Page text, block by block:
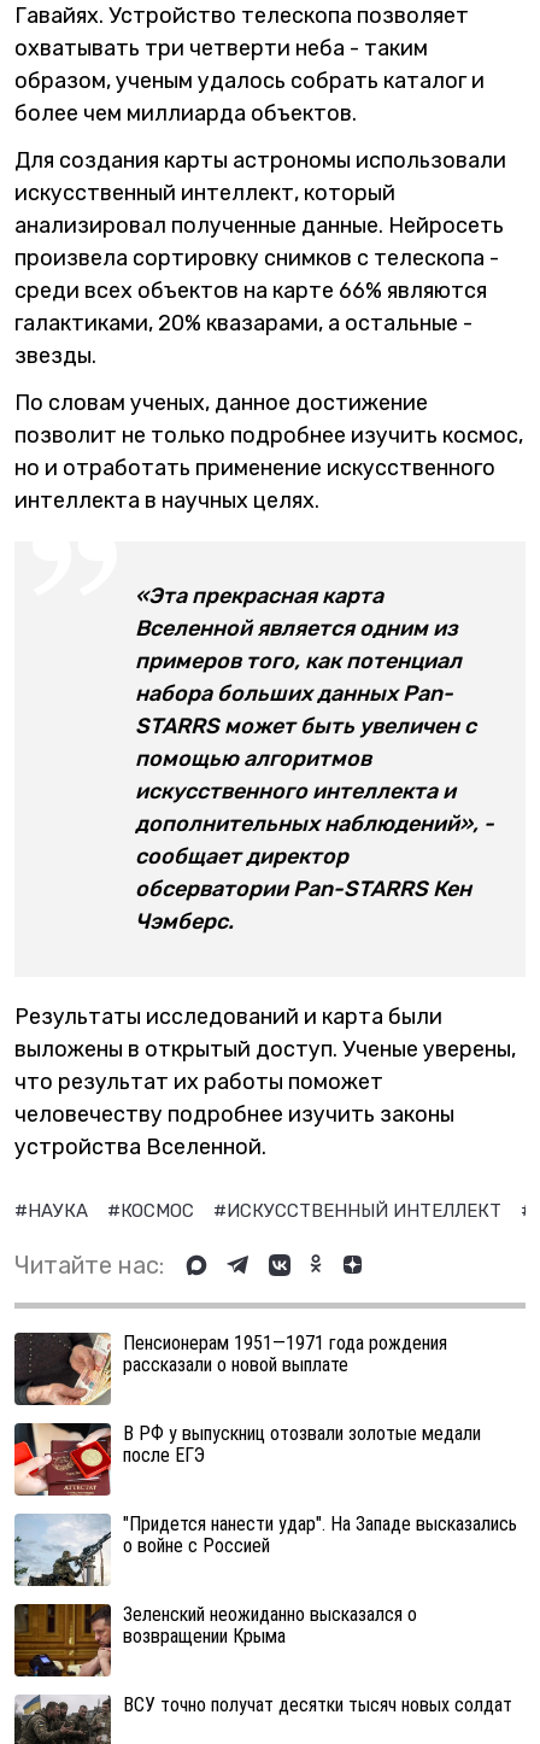
Гавайях. Устройство телескопа позволяет
охватывать три четверти неба - таким
образом, ученым удалось собрать каталог и
более чем миллиарда объектов.
Для создания карты астрономы использовали
искусственный интеллект, который
анализировал полученные данные. Нейросеть
произвела сортировку снимков с телескопа -
среди всех объектов на карте 66% являются
галактиками, 20% квазарами, а остальные -
звезды.
По словам ученых, данное достижение
позволит не только подробнее изучить космос,
но и отработать применение искусственного
интеллекта в научных целях.
«Эта прекрасная карта
Вселенной является одним из
примеров того, как потенциал
набора больших данных Pan-
STARRS может быть увеличен с
помощью алгоритмов
искусственного интеллекта и
дополнительных наблюдений», -
сообщает директор
обсерватории Pan-STARRS Кен
Чэмберс.
Результаты исследований и карта были
выложены в открытый доступ. Ученые уверены,
что результат их работы поможет
человечеству подробнее изучить законы
устройства Вселенной.
#НАУКА #КОСМОС #ИСКУССТВЕННЫЙ ИНТЕЛЛЕКТ
Читайте нас:
Пенсионерам 1951—1971 года рождения
рассказали о новой выплате
В РФ у выпускниц отозвали золотые медали
после ЕГЭ
"Придется нанести удар". На Западе высказались
о войне с Россией
Зеленский неожиданно высказался о
возвращении Крыма
ВСУ точно получат десятки тысяч новых солдат